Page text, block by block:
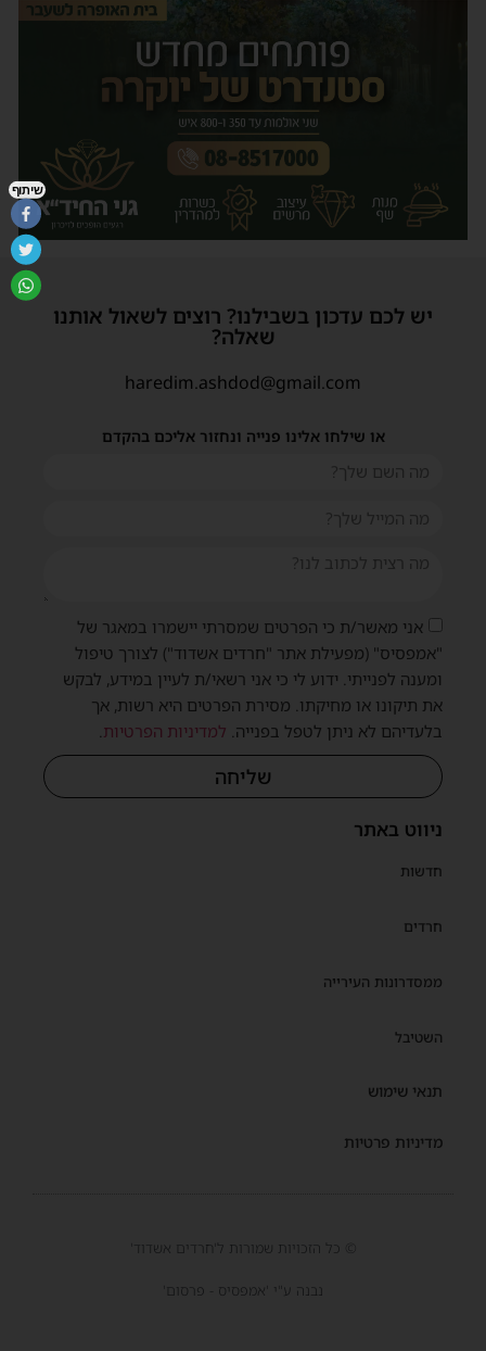
ניווט באתר
חדשות
חרדים
ממסדרונות העירייה
השטיבל
תנאי שימוש
מדיניות פרטיות
יש לכם עדכון בשבילנו? רוצים לשאול אותנו
שאלה?
haredim.ashdod@gmail.com
או שילחו אלינו פנייה ונחזור אליכם בהקדם
אני מאשר/ת כי הפרטים שמסרתי יישמרו במאגר של
"אמפסיס" (מפעילת אתר "חרדים אשדוד") לצורך טיפול
ומענה לפנייתי. ידוע לי כי אני רשאי/ת לעיין במידע, לבקש
את תיקונו או מחיקתו. מסירת הפרטים היא רשות, אך
בלעדיהם לא ניתן לטפל בפנייה. למדיניות הפרטיות.
שליחה
© כל הזכויות שמורות ל'חרדים אשדוד'
נבנה ע"י 'אמפסיס - פרסום'
שיתוף